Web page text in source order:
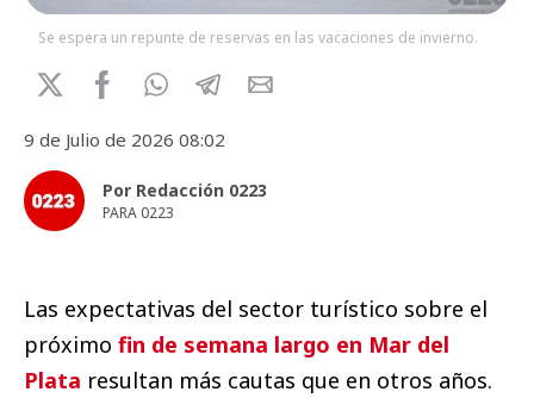
Se espera un repunte de reservas en las vacaciones de invierno.
9 de Julio de 2026 08:02
Por Redacción 0223
PARA 0223
Las expectativas del sector turístico sobre el
próximo fin de semana largo en Mar del
Plata resultan más cautas que en otros años.